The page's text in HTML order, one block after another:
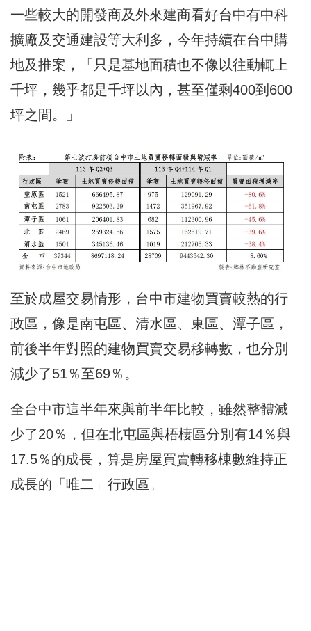
一些較大的開發商及外來建商看好台中有中科
擴廠及交通建設等大利多，今年持續在台中購
地及推案，「只是基地面積也不像以往動輒上
千坪，幾乎都是千坪以內，甚至僅剩400到600
坪之間。」
至於成屋交易情形，台中市建物買賣較熱的行
政區，像是南屯區、清水區、東區、潭子區，
前後半年對照的建物買賣交易移轉數，也分別
減少了51％至69％。
全台中市這半年來與前半年比較，雖然整體減
少了20％，但在北屯區與梧棲區分別有14％與
17.5％的成長，算是房屋買賣轉移棟數維持正
成長的「唯二」行政區。